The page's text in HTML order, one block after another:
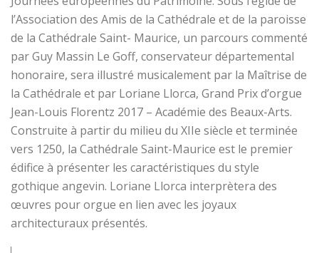
l’Association des Amis de la Cathédrale et de la paroisse
de la Cathédrale Saint- Maurice, un parcours commenté
par Guy Massin Le Goff, conservateur départemental
honoraire, sera illustré musicalement par la Maîtrise de
la Cathédrale et par Loriane Llorca, Grand Prix d’orgue
Jean-Louis Florentz 2017 – Académie des Beaux-Arts.
Construite à partir du milieu du XIIe siècle et terminée
vers 1250, la Cathédrale Saint-Maurice est le premier
édifice à présenter les caractéristiques du style
gothique angevin. Loriane Llorca interprètera des
œuvres pour orgue en lien avec les joyaux
architecturaux présentés.